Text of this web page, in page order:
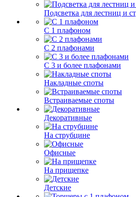
Подсветка для лестниц и
С 1 плафоном
С 2 плафонами
С 3 и более плафонами
Накладные споты
Встраиваемые споты
Декоративные
На струбцине
Офисные
На прищепке
Детские